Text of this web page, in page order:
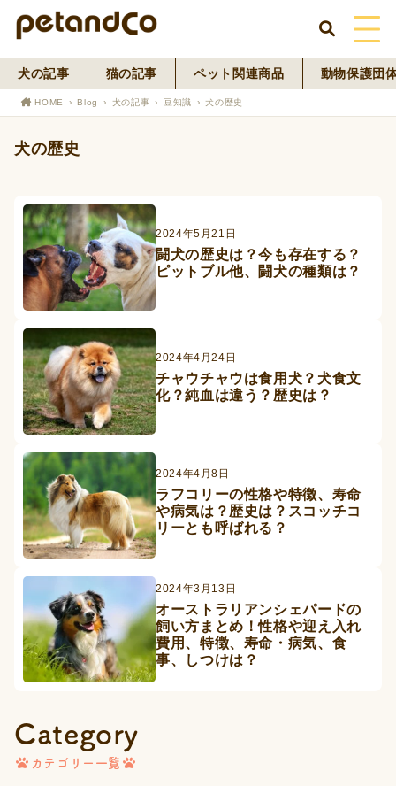
HOME
ペットフード事業
犬の記事 猫の記事 ペット関連商品 動物保護団
HOME Blog 犬の記事 豆知識 犬の歴史
犬の歴史
2024年5月21日
闘犬の歴史は？今も存在する？
ピットブル他、闘犬の種類は？
2024年4月24日
チャウチャウは食用犬？犬食文
化？純血は違う？歴史は？
2024年4月8日
ラフコリーの性格や特徴、寿命
や病気は？歴史は？スコッチコ
リーとも呼ばれる？
2024年3月13日
オーストラリアンシェパードの
飼い方まとめ！性格や迎え入れ
費用、特徴、寿命・病気、食
事、しつけは？
Category
カテゴリー一覧